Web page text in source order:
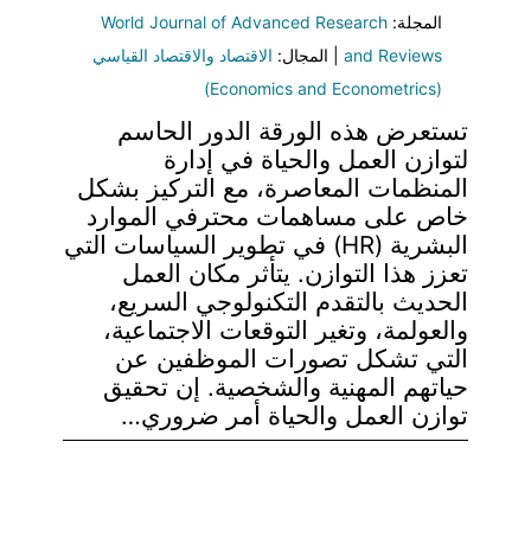
المجلة:World Journal of Advanced Research
and Reviews | المجال: الاقتصاد والاقتصاد القياسي
(Economics and Econometrics)
تستعرض هذه الورقة الدور الحاسم
لتوازن العمل والحياة في إدارة
المنظمات المعاصرة، مع التركيز بشكل
خاص على مساهمات محترفي الموارد
البشرية (HR) في تطوير السياسات التي
تعزز هذا التوازن. يتأثر مكان العمل
الحديث بالتقدم التكنولوجي السريع،
والعولمة، وتغير التوقعات الاجتماعية،
التي تشكل تصورات الموظفين عن
حياتهم المهنية والشخصية. إن تحقيق
توازن العمل والحياة أمر ضروري…